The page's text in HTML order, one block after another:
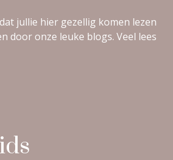
jullie hier gezellig komen lezen
door onze leuke blogs. Veel lees